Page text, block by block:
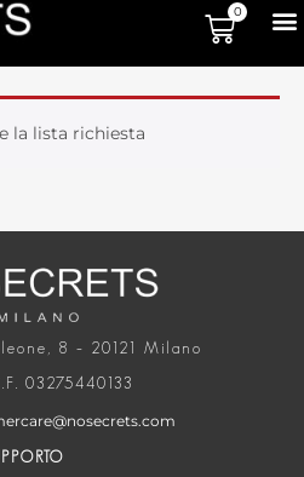
0
la lista richiesta
8 – 20121 Milano
03275440133